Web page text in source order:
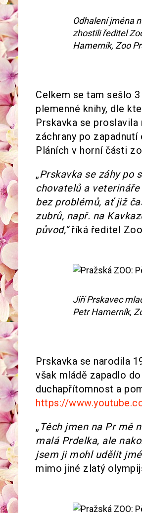
Odhalení jména
zhostili ředitel
Hamerník, Zoo
Celkem se tam sešlo
plemenné knihy, dle
Prskavka se
záchrany po
Pláních v horní části
„Prskavka se záhy po
chovatelů a
bez problémů, ať již
zubrů, např. na
původ,“říká ředitel
Jiří Prskavec
Petr Hamerník,
Prskavka se narodila
však mládě zapadlo
duchapřítomnost a
https://
„ Těch jmen na Pr mě
malá Prdelka, ale
jsem ji mohl udělit
mimo jiné zlatý